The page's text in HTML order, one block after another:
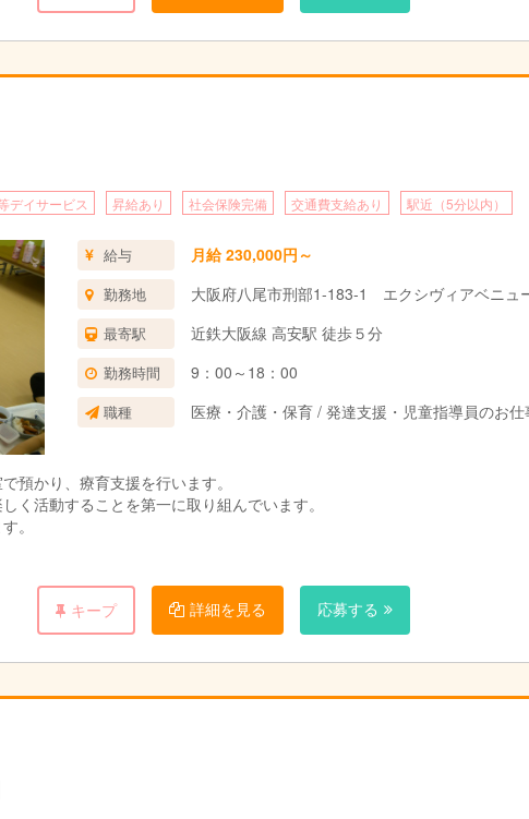
デイサービス 昇給あり 社会保険完備 交通費支給あり 駅近（5分以内）
給与 月給 230,000円～
勤務地 大阪府八尾市刑部1-183-1 エクシヴィアベニュ
最寄駅 近鉄大阪線 高安駅 徒歩５分
勤務時間 9：00～18：00
職種 医療・介護・保育 / 発達支援・児童指導員のお仕
預かり、療育支援を行います。
く活動することを第一に取り組んでいます。
。
キープ 詳細を見る 応募する